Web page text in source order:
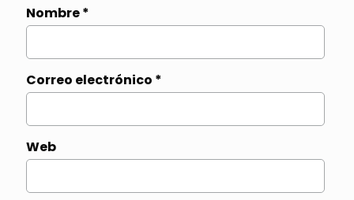
Nombre*
Correo electrónico *
Web